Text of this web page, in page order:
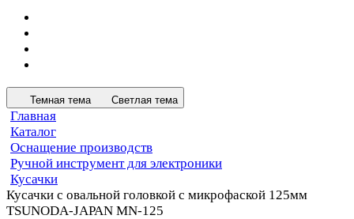
Темная тема Светлая тема
Главная
Каталог
Оснащение производств
Ручной инструмент для электроники
Кусачки
Кусачки с овальной головкой с микрофаской 125мм
TSUNODA-JAPAN MN-125